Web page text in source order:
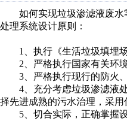
如何实现垃圾渗滤液废水零
处理系统设计原则：
1、执行《生活垃圾填埋场
2、严格执行国家有关环境
3、严格执行现行的防火、
4、充分考虑垃圾渗滤液处
择先进成熟的污水治理，采
5、切合实际，正确掌握设